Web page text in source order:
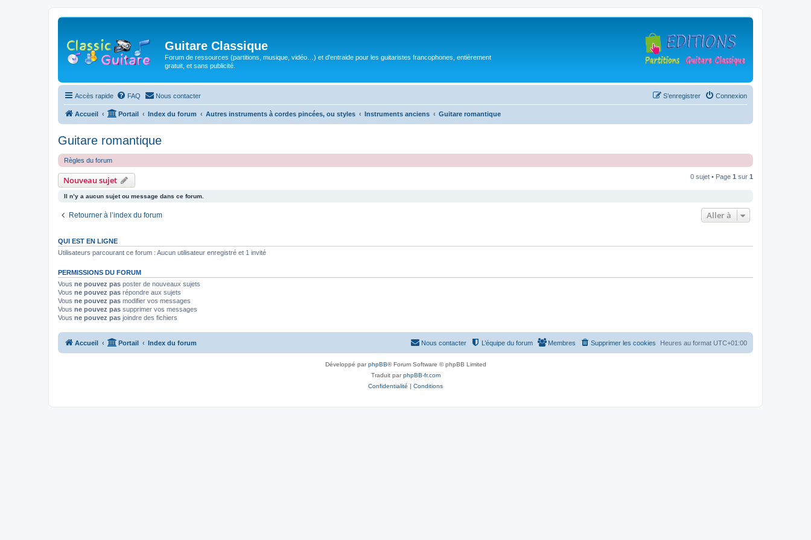
Guitare Classique
Forum de ressources (partitions, musique, vidéo…) et d'entraide pour les guitaristes francophones, entièrement
gratuit, et sans publicité.
Accès rapide FAQ Nous contacter Connexion
S’enregistrer
Accueil Portail Index du forum Autres instruments à cordes pincées, ou styles Instruments anciens Guitare romantique
Guitare romantique
Règles du forum
Nouveau sujet 0 sujet • Page 1 sur 1
Il n’y a aucun sujet ou message dans ce forum.
Retourner à l’index du forum Aller à
QUI EST EN LIGNE
Utilisateurs parcourant ce forum : Aucun utilisateur enregistré et 1 invité
PERMISSIONS DU FORUM
Vous ne pouvez pas poster de nouveaux sujets
Vous ne pouvez pas répondre aux sujets
Vous ne pouvez pas modifier vos messages
Vous ne pouvez pas supprimer vos messages
Vous ne pouvez pas joindre des fichiers
Accueil Portail Index du forum Heures au format UTC+01:00
Supprimer les cookies
Membres
L’équipe du forum
Nous contacter
Développé parphpBB® Forum Software © phpBB Limited
Traduit parphpBB-fr.com
Confidentialité | Conditions